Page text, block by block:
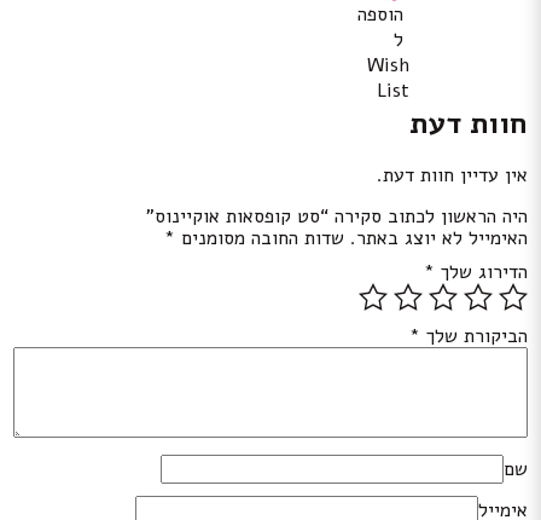
הוספה
ל
Wish
List
חוות דעת
אין עדיין חוות דעת.
היה הראשון לכתוב סקירה “סט קופסאות אוקיינוס”
האימייל לא יוצג באתר. שדות החובה מסומנים *
הדירוג שלך *
הביקורת שלך *
שם
אימייל